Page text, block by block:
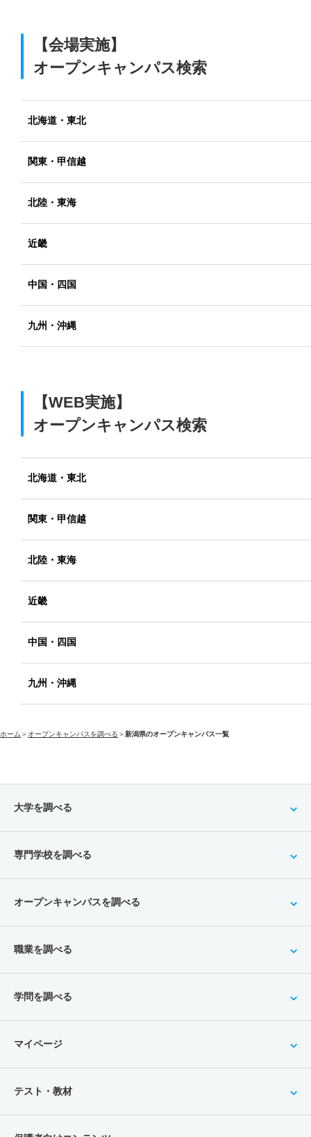
【会場実施】
オープンキャンパス検索
北海道・東北
関東・甲信越
北陸・東海
近畿
中国・四国
九州・沖縄
【WEB実施】
オープンキャンパス検索
北海道・東北
関東・甲信越
北陸・東海
近畿
中国・四国
九州・沖縄
ホーム ＞ オープンキャンパスを調べる ＞新潟県のオープンキャンパス一覧
大学を調べる
専門学校を調べる
オープンキャンパスを調べる
職業を調べる
学問を調べる
マイページ
テスト・教材